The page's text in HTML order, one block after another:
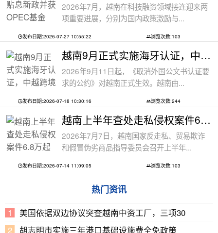
2026年7月，越南在科技融资领域接连迎来两
项重要进展，分别为国内政策激励与...
发布日期:2026-07-27 10:55:22 浏览次数:103
越南9月正式实施海牙认证，中越跨境文件
2026年9月11日起，《取消外国公文书认证要
求的公约》对越南正式生效。越南由...
发布日期:2026-07-18 10:30:16 浏览次数:244
越南上半年查处走私侵权案件6.8万起
2026年7月7日，越南国家反走私、贸易欺诈
和假冒伪劣商品指导委员会召开上半年...
发布日期:2026-07-14 11:09:05 浏览次数:103
热门资讯
美国依据双边协议突查越南中资工厂，三项30
胡志明市实施三年港口基础设施费全免政策